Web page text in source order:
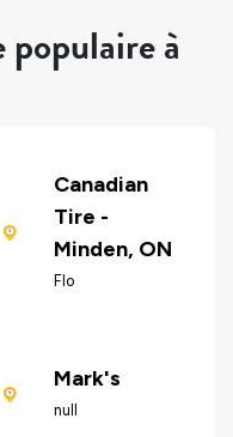
populaire à
Canadian
Tire -
Minden, ON
Flo
Mark's
null